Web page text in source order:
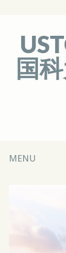
国
Main
Skip
MENU